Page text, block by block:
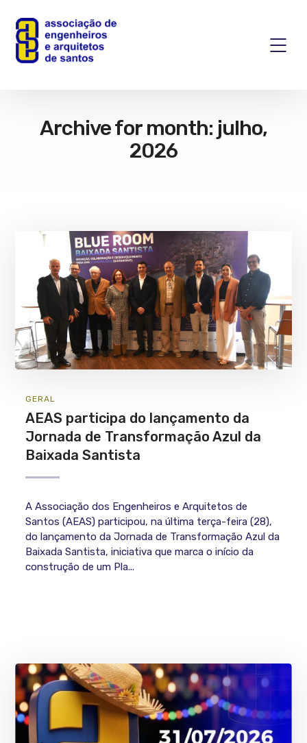
Archive for month: julho,
2026
GERAL
AEAS participa do lançamento da
Jornada de Transformação Azul da
Baixada Santista
A Associação dos Engenheiros e Arquitetos de
Santos (AEAS) participou, na última terça-feira (28),
do lançamento da Jornada de Transformação Azul da
Baixada Santista, iniciativa que marca o início da
construção de um Pla...